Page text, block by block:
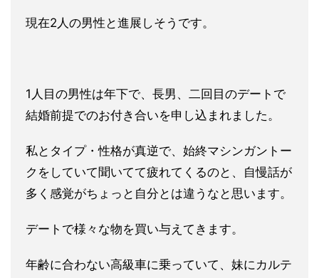
現在2人の男性と進展しそうです。
1人目の男性は年下で、長男、二回目のデートで
結婚前提でのお付き合いを申し込まれました。
私とタイプ・性格が真逆で、始終マシンガントー
クをしていて聞いてて疲れてくるのと、自慢話が
多く感覚がちょっと自分とは違うな と思います。
デートで様々な物を買い与えてきます。
年齢に合わない高級車に乗っていて、妹にカルテ